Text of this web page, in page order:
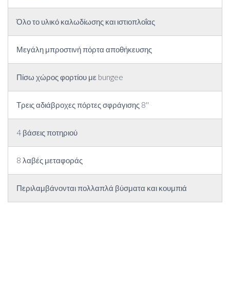
Όλο το υλικό καλωδίωσης και ιστιοπλοΐας
Μεγάλη μπροστινή πόρτα αποθήκευσης
Πίσω χώρος φορτίου με bungee
Τρεις αδιάβροχες πόρτες σφράγισης 8''
4 βάσεις ποτηριού
8 λαβές μεταφοράς
Περιλαμβάνονται πολλαπλά βύσματα και κουμπιά